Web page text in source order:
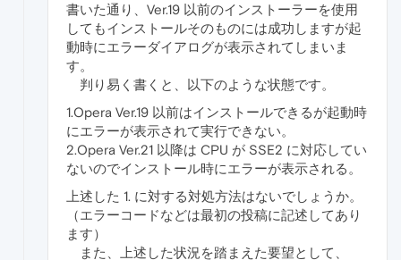
書いた通り、Ver.19 以前のインストーラーを使用
してもインストールそのものには成功しますが起
動時にエラーダイアログが表示されてしまいま
す。
判り易く書くと、以下のような状態です。
1.Opera Ver.19 以前はインストールできるが起動時
にエラーが表示されて実行できない。
2.Opera Ver.21 以降は CPU が SSE2 に対応してい
ないのでインストール時にエラーが表示される。
上述した 1. に対する対処方法はないでしょうか。
（エラーコードなどは最初の投稿に記述してあり
ます）
また、上述した状況を踏まえた要望として、